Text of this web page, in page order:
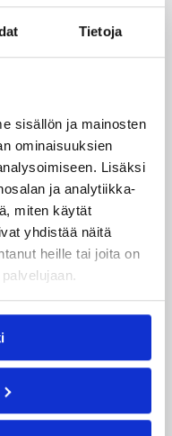
Tietoja
sisällön ja mainosten
ominaisuuksien
Lisäksi
ja analytiikka-
miten käytät
yhdistää näitä
heille tai joita on
edustaja
koskevissa
museoasiat,
olethan
Juha-Matti
-
Suomen